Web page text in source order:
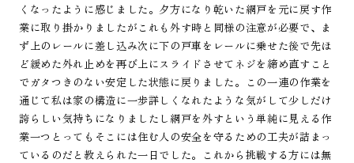
くなったように感じました。夕方になり乾いた網戸を元に戻す作
業に取り掛かりましたがこれも外す時と同様の注意が必要で、ま
ず上のレールに差し込み次に下の戸車をレールに乗せた後で先ほ
ど緩めた外れ止めを再び上にスライドさせてネジを締め直すこと
でガタつきのない安定した状態に戻りました。この一連の作業を
通じて私は家の構造に一歩詳しくなれたような気がして少しだけ
誇らしい気持ちになりましたし網戸を外すという単純に見える作
業一つとってもそこには住む人の安全を守るための工夫が詰まっ
ているのだと教えられた一日でした。これから挑戦する方には無